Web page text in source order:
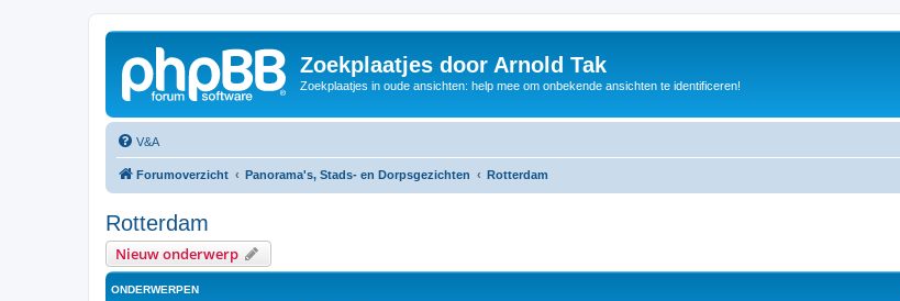
Zoekplaatjes door Arnold Tak
Zoekplaatjes in oude ansichten: help mee om onbekende ansichten te identificeren!
V&A
Forumoverzicht Panorama's, Stads- en Dorpsgezichten Rotterdam
Rotterdam
Nieuw onderwerp
ONDERWERPEN